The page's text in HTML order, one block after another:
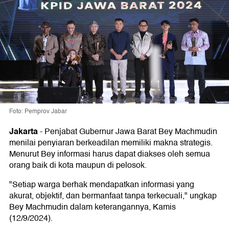
Foto: Pemprov Jabar
Jakarta-Penjabat Gubernur Jawa Barat Bey Machmudin
menilai penyiaran berkeadilan memiliki makna strategis.
Menurut Bey informasi harus dapat diakses oleh semua
orang baik di kota maupun di pelosok.
"Setiap warga berhak mendapatkan informasi yang
akurat, objektif, dan bermanfaat tanpa terkecuali," ungkap
Bey Machmudin dalam keterangannya, Kamis
(12/9/2024).